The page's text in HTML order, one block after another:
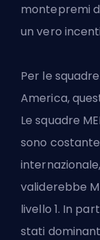
montepremi
un vero
Per le
America,
Le squadre
sono
validerebbe
livello 1. In
stati